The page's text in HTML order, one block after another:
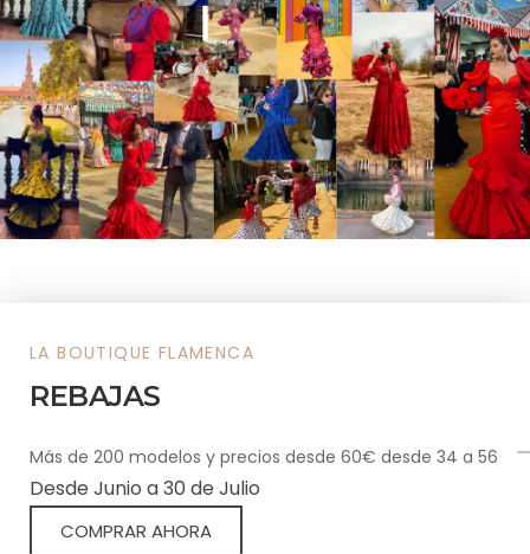
LA BOUTIQUE FLAMENCA
REBAJAS
Más de 200 modelos y precios desde 60€ desde 34 a 56
Desde Junio a 30 de Julio
COMPRAR AHORA
Vestimos tu grupo flamenco
grandes descuentos. Trajes originales y elegantes, con
variedad y buen precio. Y complementos esenciales
que realzan cada actuación con personalidad, fuerza y
tradición flamenca.